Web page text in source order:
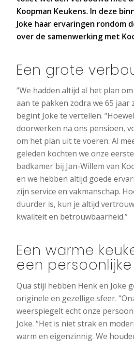
Koopman Keukens. In deze
Joke haar ervaringen rondom
over de samenwerking met
Een grote
“We hadden altijd al het plan
aan te pakken zodra we 65 jaar
begint Joke te vertellen.
doorwerken na ons pensioen,
om het plan uit te voeren. Al
geleden kochten we onze
badkamer bij Jan-Willem van
en we hebben altijd goede
zijn service en vakmanschap.
duurder is, kun je altijd
kwaliteit en betrouwbaarheid.”
Een warme
een
Qua stijl hebben Henk en Joke
originele en gezellige sfeer.
weerspiegelt echt onze
Joke. “Het is niet strak en
warm en eigenzinnig. We